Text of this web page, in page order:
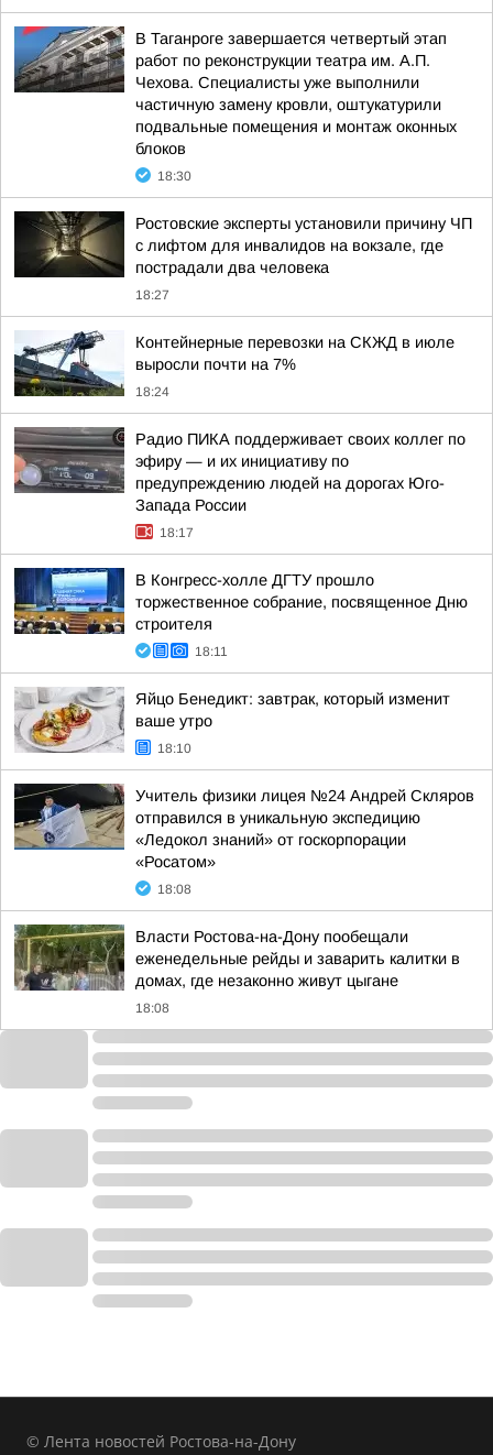
В Таганроге завершается четвертый этап
работ по реконструкции театра им. А.П.
Чехова. Специалисты уже выполнили
частичную замену кровли, оштукатурили
подвальные помещения и монтаж оконных
блоков
18:30
Ростовские эксперты установили причину ЧП
с лифтом для инвалидов на вокзале, где
пострадали два человека
18:27
Контейнерные перевозки на СКЖД в июле
выросли почти на 7%
18:24
Радио ПИКА поддерживает своих коллег по
эфиру — и их инициативу по
предупреждению людей на дорогах Юго-
Запада России
18:17
В Конгресс-холле ДГТУ прошло
торжественное собрание, посвященное Дню
строителя
18:11
Яйцо Бенедикт: завтрак, который изменит
ваше утро
18:10
Учитель физики лицея №24 Андрей Скляров
отправился в уникальную экспедицию
«Ледокол знаний» от госкорпорации
«Росатом»
18:08
Власти Ростова-на-Дону пообещали
еженедельные рейды и заварить калитки в
домах, где незаконно живут цыгане
18:08
© Лента новостей Ростова-на-Дону